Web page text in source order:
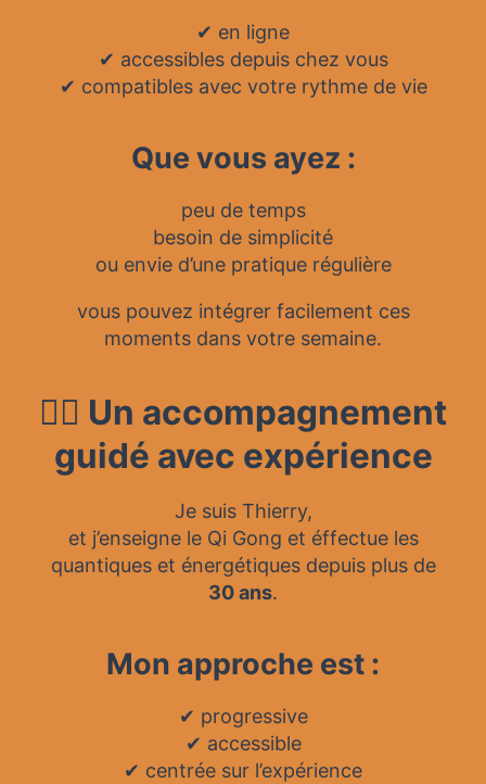
✔ en ligne
✔ accessibles depuis chez vous
✔ compatibles avec votre rythme de vie
Que vous ayez :
peu de temps
besoin de simplicité
ou envie d’une pratique régulière
vous pouvez intégrer facilement ces
moments dans votre semaine.
🧘‍♂️ Un accompagnement
guidé avec expérience
Je suis Thierry,
et j’enseigne le Qi Gong et éffectue les
quantiques et énergétiques depuis plus de
30 ans.
Mon approche est :
✔ progressive
✔ accessible
✔ centrée sur l’expérience